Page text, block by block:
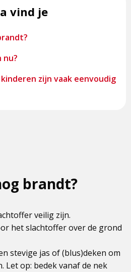
vind je
nu?
zijn vaak eenvoudig
brandt?
veilig zijn.
het slachtoffer over de grond
stevige jas of (blus)deken om
Let op: bedek vanaf de nek